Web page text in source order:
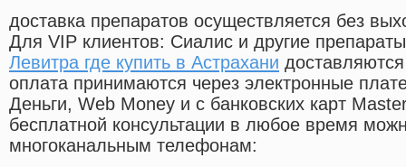
доставка препаратов осуществляется без
Для VIP клиентов: Сиалис и другие
Левитра где купить в Астрахани доставляются
оплата принимаются через электронные
Деньги, Web Money и с банковских карт
бесплатной консультации в любое время
многоканальным телефонам: